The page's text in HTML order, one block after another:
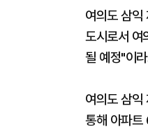
여의도 삼익
도시로서 여
될 예정"이
여의도 삼
통해 아파트